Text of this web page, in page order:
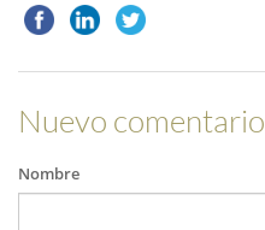
Nuevo comentario
Nombre